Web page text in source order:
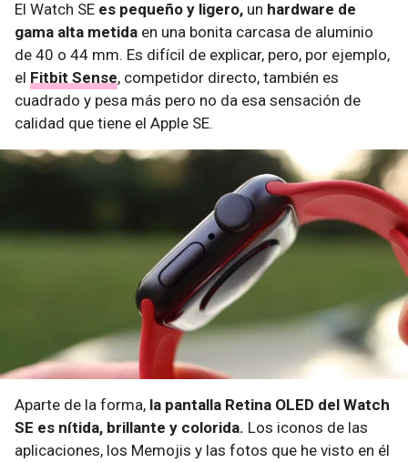
El Watch SE es pequeño y ligero, un hardware de
gama alta metida en una bonita carcasa de aluminio
de 40 o 44 mm. Es difícil de explicar, pero, por ejemplo,
el Fitbit Sense, competidor directo, también es
cuadrado y pesa más pero no da esa sensación de
calidad que tiene el Apple SE.
Aparte de la forma, la pantalla Retina OLED del Watch
SE es nítida, brillante y colorida. Los iconos de las
aplicaciones, los Memojis y las fotos que he visto en él